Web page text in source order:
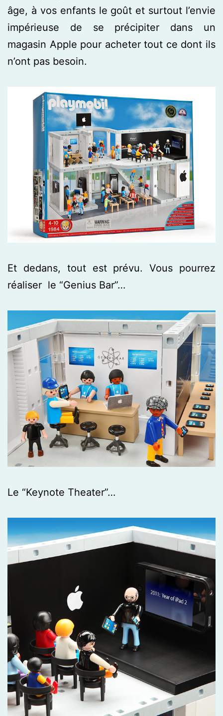
âge, à vos enfants le goût et surtout l’envie
impérieuse de se précipiter dans un
magasin Apple pour acheter tout ce dont ils
n’ont pas besoin.
Et dedans, tout est prévu. Vous pourrez
réaliser le “Genius Bar”…
Le “Keynote Theater”…